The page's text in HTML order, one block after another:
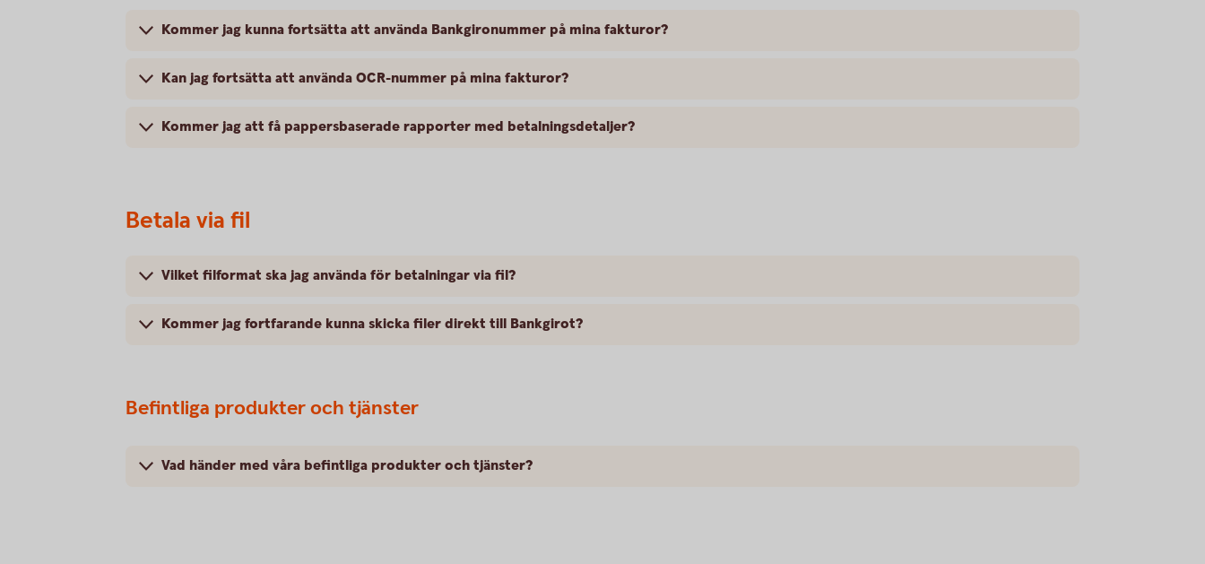
Kommer jag kunna fortsätta att använda Bankgironummer på mina fakturor?
Kan jag fortsätta att använda OCR-nummer på mina fakturor?
Kommer jag att få pappersbaserade rapporter med betalningsdetaljer?
Betala via fil
Vilket filformat ska jag använda för betalningar via fil?
Kommer jag fortfarande kunna skicka filer direkt till Bankgirot?
Befintliga produkter och tjänster
Vad händer med våra befintliga produkter och tjänster?